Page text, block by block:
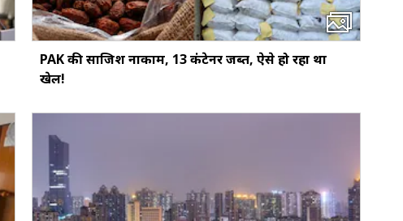
PAK की साजिश नाकाम, 13 कंटेनर जब्त, ऐसे हो रहा था
खेल!